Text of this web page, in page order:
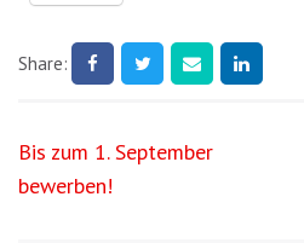
Share:
Beitragsnavigation
Bis zum 1. September
bewerben!